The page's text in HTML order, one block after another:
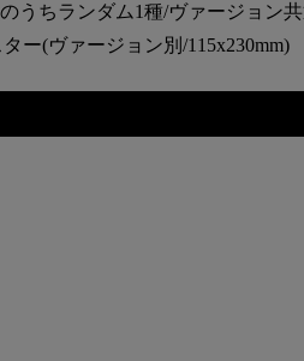
うちランダム1種/ヴァージョン共
ー(ヴァージョン別/115x230mm)